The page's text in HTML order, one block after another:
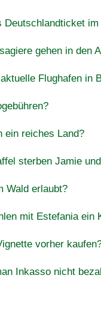
Deutschlandticket
gehen in den
Flughafen in
ein reiches Land?
sterben Jamie
Wald erlaubt?
mit Estefania ein
vorher
Inkasso nicht